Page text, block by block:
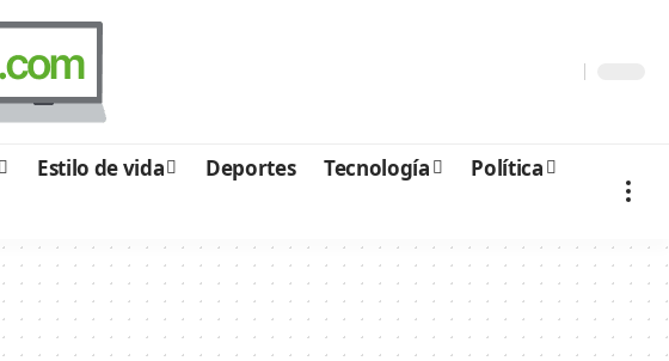
Estilo de vida Deportes Tecnología
Política